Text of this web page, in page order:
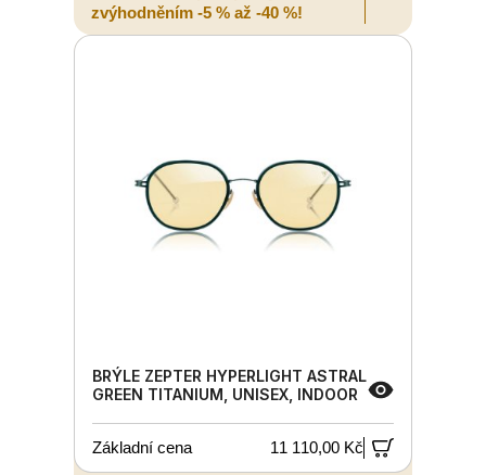
zvýhodněním -5 % až -40 %!
BRÝLE ZEPTER HYPERLIGHT ASTRAL
GREEN TITANIUM, UNISEX, INDOOR
Základní cena 11 110,00 Kč